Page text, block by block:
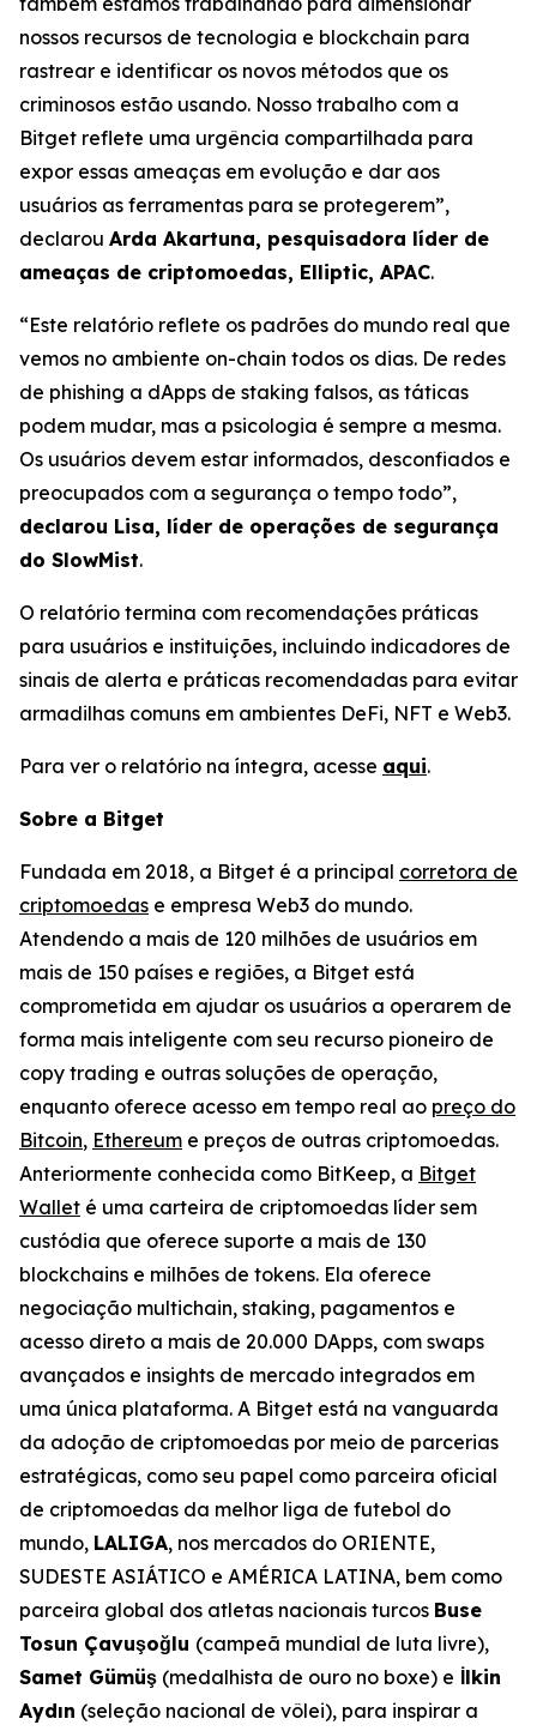
nossos recursos de tecnologia e blockchain para
rastrear e identificar os novos métodos que os
criminosos estão usando. Nosso trabalho com a
Bitget reflete uma urgência compartilhada para
expor essas ameaças em evolução e dar aos
usuários as ferramentas para se protegerem”,
declarou Arda Akartuna, pesquisadora líder de
ameaças de criptomoedas, Elliptic, APAC.
“Este relatório reflete os padrões do mundo real que
vemos no ambiente on-chain todos os dias. De redes
de phishing a dApps de staking falsos, as táticas
podem mudar, mas a psicologia é sempre a mesma.
Os usuários devem estar informados, desconfiados e
preocupados com a segurança o tempo todo”,
declarou Lisa, líder de operações de segurança
do SlowMist.
O relatório termina com recomendações práticas
para usuários e instituições, incluindo indicadores de
sinais de alerta e práticas recomendadas para evitar
armadilhas comuns em ambientes DeFi, NFT e Web3.
Para ver o relatório na íntegra, acesse aqui.
Sobre a Bitget
Fundada em 2018, a Bitget é a principal corretora de
criptomoedas e empresa Web3 do mundo.
Atendendo a mais de 120 milhões de usuários em
mais de 150 países e regiões, a Bitget está
comprometida em ajudar os usuários a operarem de
forma mais inteligente com seu recurso pioneiro de
copy trading e outras soluções de operação,
enquanto oferece acesso em tempo real ao preço do
Bitcoin, Ethereum e preços de outras criptomoedas.
Anteriormente conhecida como BitKeep, a Bitget
Wallet é uma carteira de criptomoedas líder sem
custódia que oferece suporte a mais de 130
blockchains e milhões de tokens. Ela oferece
negociação multichain, staking, pagamentos e
acesso direto a mais de 20.000 DApps, com swaps
avançados e insights de mercado integrados em
uma única plataforma. A Bitget está na vanguarda
da adoção de criptomoedas por meio de parcerias
estratégicas, como seu papel como parceira oficial
de criptomoedas da melhor liga de futebol do
mundo, LALIGA, nos mercados do ORIENTE,
SUDESTE ASIÁTICO e AMÉRICA LATINA, bem como
parceira global dos atletas nacionais turcos Buse
Tosun Çavuşoğlu (campeã mundial de luta livre),
Samet Gümüş (medalhista de ouro no boxe) e İlkin
Aydın (seleção nacional de vôlei), para inspirar a